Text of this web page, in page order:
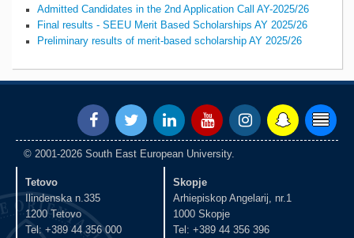
Admitted Candidates in the 2nd Application Call AY-2025/26
Final results - SEEU Merit Based Scholarships AY 2025/26
Preliminary results of merit-based scholarship AY 2025/26
© 2001-2026 South East European University.
Tetovo
Ilindenska n.335
1200 Tetovo
Tel: +389 44 356 000
Skopje
Arhiepiskop Angelarij, nr.1
1000 Skopje
Tel: +389 44 356 396